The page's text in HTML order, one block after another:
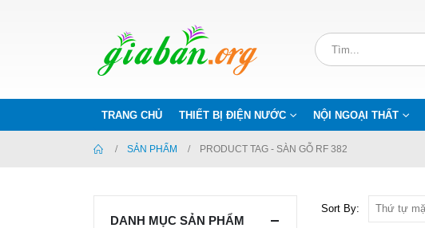
TRANG CHỦ THIẾT BỊ ĐIỆN NƯỚC NỘI NGOẠI THẤT
SẢN PHẨM PRODUCT TAG - SÀN GỖ RF 382
Sort By:
DANH MỤC SẢN PHẨM